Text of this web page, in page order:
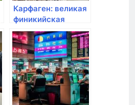
Карфаген: великая
финикийская
империя